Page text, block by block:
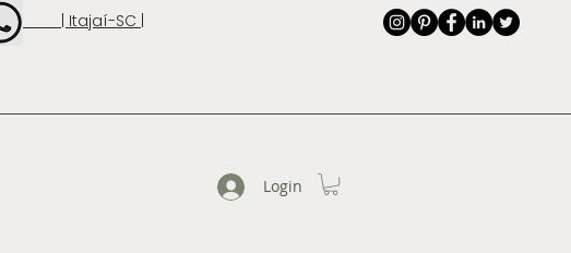
| Itajaí-SC |
Login